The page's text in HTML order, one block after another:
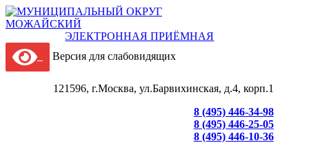
ЭЛЕКТРОННАЯ ПРИЁМНАЯ
Версия для слабовидящих
121596, г.Москва, ул.Барвихинская, д.4, корп.1
8 (495) 446-34-98
8 (495) 446-25-05
8 (495) 446-10-36